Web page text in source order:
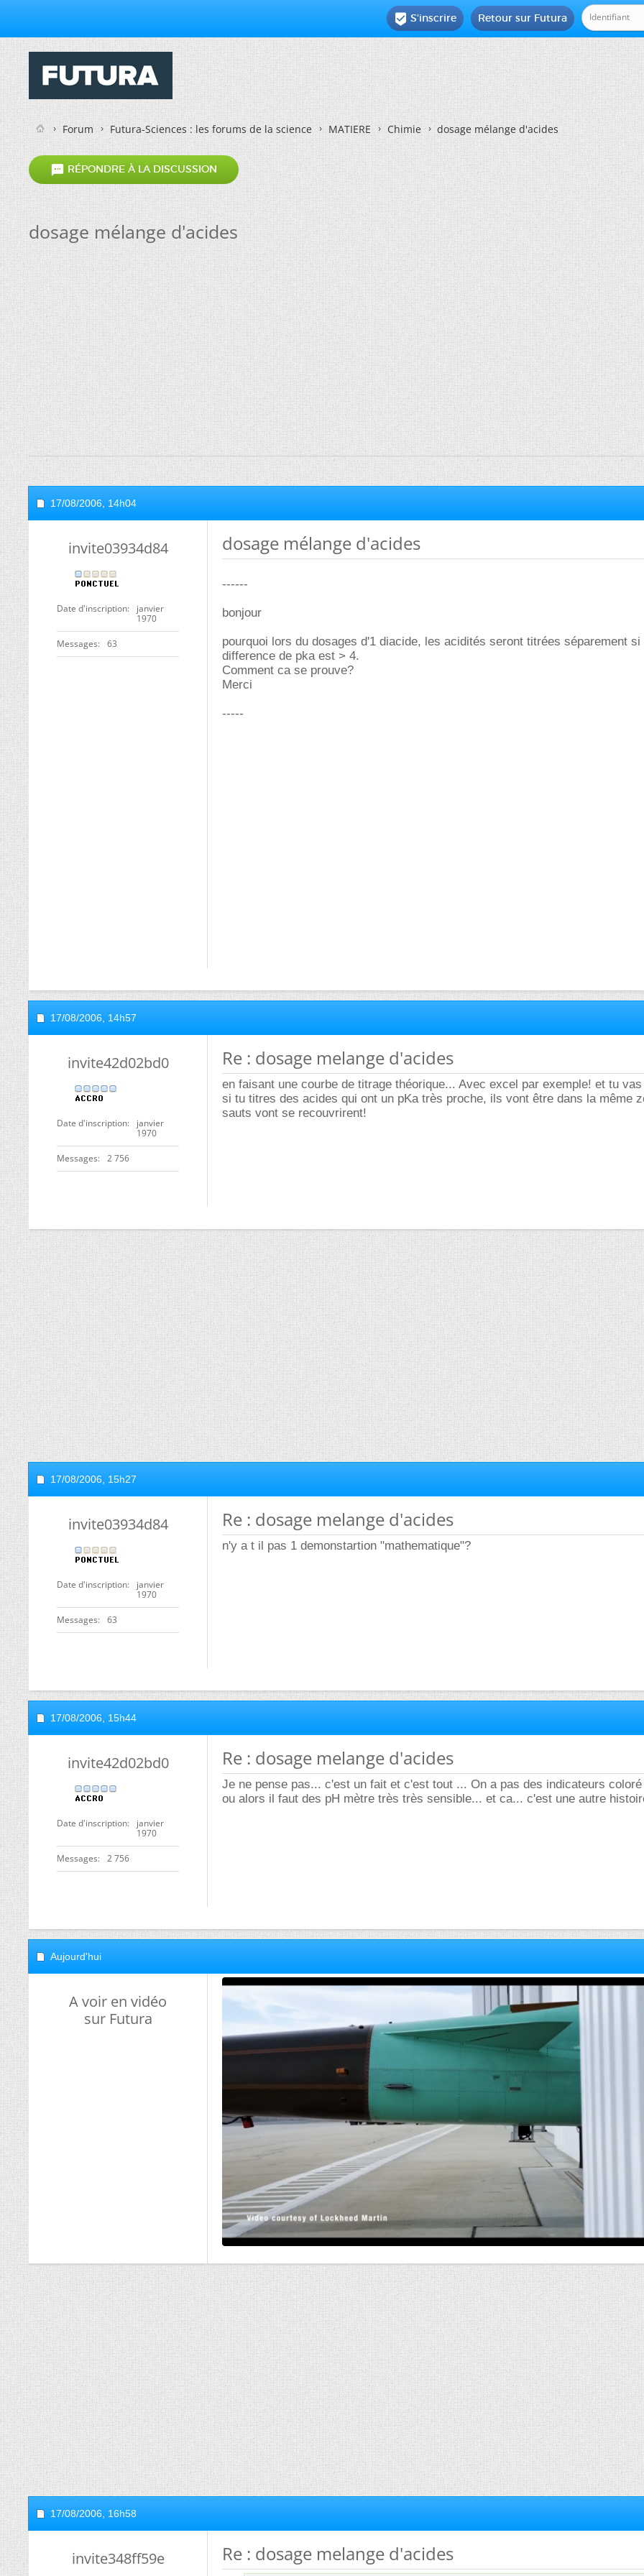
Retour sur Futura
 S'inscrire
Forum Futura-Sciences : les forums de la science MATIERE Chimie dosage mélange d'acides
 RÉPONDRE À LA DISCUSSION
dosage mélange d'acides
17/08/2006, 14h04
invite03934d84
Date d'inscription
janvier
1970
Messages 63
dosage mélange d'acides
------
bonjour
pourquoi lors du dosages d'1 diacide, les acidités seront titrées séparement si
difference de pka est > 4.
Comment ca se prouve?
Merci
-----
17/08/2006, 14h57
invite42d02bd0
Date d'inscription
janvier
1970
Messages 2 756
Re : dosage melange d'acides
en faisant une courbe de titrage théorique... Avec excel par exemple! et tu
si tu titres des acides qui ont un pKa très proche, ils vont être dans la même
sauts vont se recouvrirent!
17/08/2006, 15h27
invite03934d84
Date d'inscription
janvier
1970
Messages 63
Re : dosage melange d'acides
n'y a t il pas 1 demonstartion "mathematique"?
17/08/2006, 15h44
invite42d02bd0
Date d'inscription
janvier
1970
Messages 2 756
Re : dosage melange d'acides
Je ne pense pas... c'est un fait et c'est tout ... On a pas des indicateurs
ou alors il faut des pH mètre très très sensible... et ca... c'est une autre
Aujourd'hui
A voir en vidéo
sur Futura
17/08/2006, 16h58
invite348ff59e Re : dosage melange d'acides